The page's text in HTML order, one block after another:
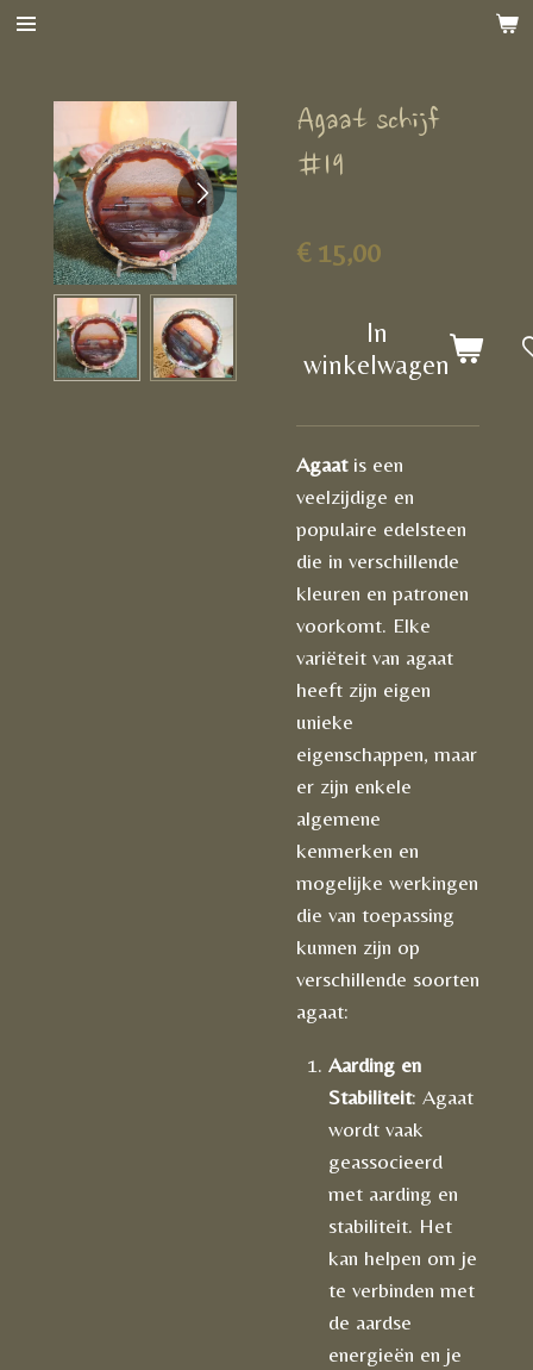
Ga
hoofdinhoud
Agaat schijf
#19
€ 15,00
In
winkelwagen
Agaatis een
veelzijdige en
populaire edelsteen
die in verschillende
kleuren en patronen
voorkomt. Elke
variëteit van agaat
heeft zijn eigen
unieke
eigenschappen, maar
er zijn enkele
algemene
kenmerken en
mogelijke werkingen
die van toepassing
kunnen zijn op
verschillende soorten
agaat:
Aarding en
Stabiliteit: Agaat
wordt vaak
geassocieerd
met aarding en
stabiliteit. Het
kan helpen om je
te verbinden met
de aardse
energieën en je